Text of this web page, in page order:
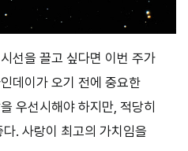
선을 끌고 싶다면 이번 주가
데이가 오기 전에 중요한
우선시해야 하지만, 적당히
. 사랑이 최고의 가치임을